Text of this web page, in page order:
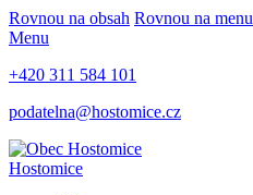
Rovnou na obsah Rovnou na menu
Menu
+420 311 584 101
podatelna@hostomice.cz
Hostomice